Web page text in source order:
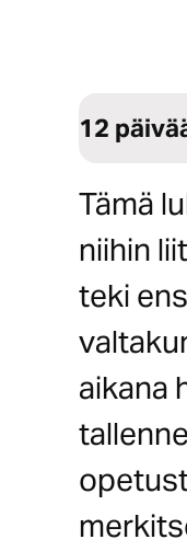
12
Tämä
niihin
teki
aikana